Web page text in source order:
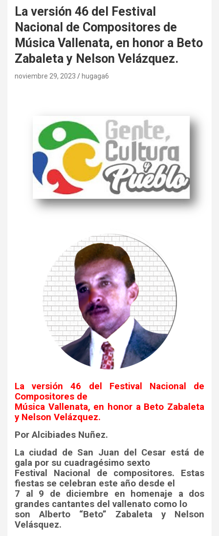
La versión 46 del Festival
Nacional de Compositores de
Música Vallenata, en honor a Beto
Zabaleta y Nelson Velázquez.
noviembre 29, 2023 hugaga6
La versión 46 del Festival Nacional de
Compositores de
Música Vallenata, en honor a Beto Zabaleta
y Nelson Velázquez.
Por Alcibiades Nuñez.
La ciudad de San Juan del Cesar está de
gala por su cuadragésimo sexto
Festival Nacional de compositores. Estas
fiestas se celebran este año desde el
7 al 9 de diciembre en homenaje a dos
grandes cantantes del vallenato como lo
son Alberto “Beto” Zabaleta y Nelson
Velásquez.